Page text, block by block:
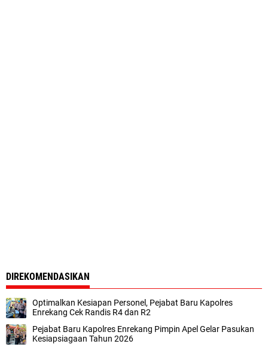
DIREKOMENDASIKAN
Optimalkan Kesiapan Personel, Pejabat Baru Kapolres
Enrekang Cek Randis R4 dan R2
Pejabat Baru Kapolres Enrekang Pimpin Apel Gelar Pasukan
Kesiapsiagaan Tahun 2026